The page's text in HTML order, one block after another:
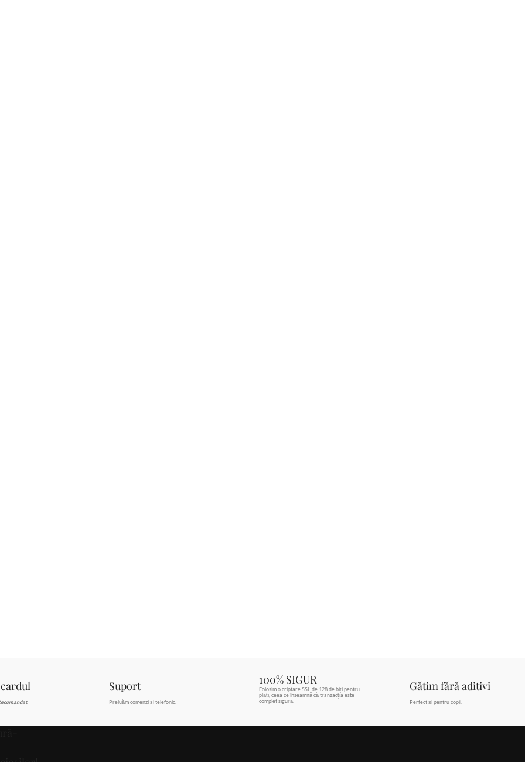
.
Suport
Preluăm comenzi și telefonic.
100% SIGUR
Folosim o criptare SSL de 128 de biți pentru
plăți, ceea ce înseamnă că tranzacția este
complet sigură.
Gătim fără aditivi
Perfect și pentru copii.